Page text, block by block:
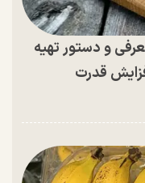
و دستور تهیه
قدرت